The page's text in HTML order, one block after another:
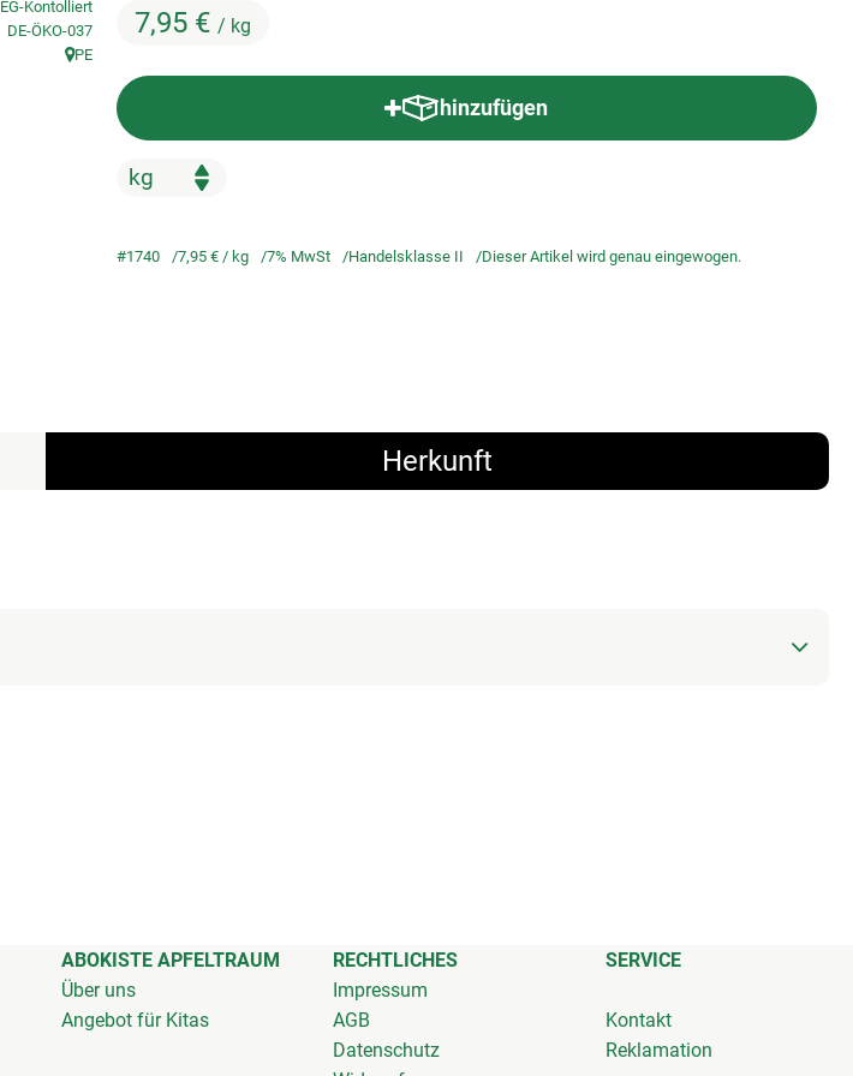
7,95 € / kg
EG-Kontolliert
, Kontrollstelle:
DE-ÖKO-037
, Herkunft:
PE
hinzufügen
Produkt zum Warenkorb hinzufügen
#1740 7,95 € / kg 7% MwSt Handelsklasse II Dieser Artikel wird genau eingewogen.
Herkunft
ABOKISTE APFELTRAUM
Über uns
Angebot für Kitas
RECHTLICHES
Impressum
AGB
Datenschutz
SERVICE
Kontakt
Reklamation